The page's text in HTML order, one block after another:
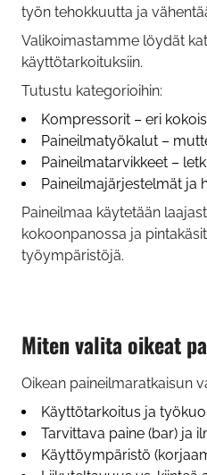
työn tehokkuutta ja
Valikoimastamme löydät
käyttötarkoituksiin.
Tutustu kategorioihin:
Kompressorit – eri
Paineilmatyökalut –
Paineilmatarvikkeet –
Paineilmajärjestelmät ja
Paineilmaa käytetään
kokoonpanossa ja
työympäristöjä.
Miten valita oikeat
Oikean paineilmaratkaisun
Käyttötarkoitus ja
Tarvittava paine (bar) ja
Käyttöympäristö